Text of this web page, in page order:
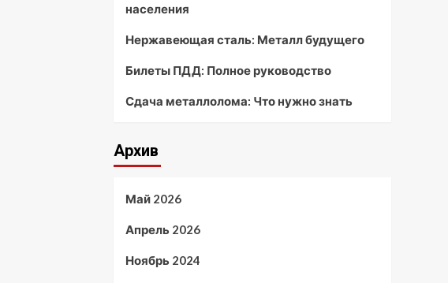
населения
Нержавеющая сталь: Металл будущего
Билеты ПДД: Полное руководство
Сдача металлолома: Что нужно знать
Архив
Май 2026
Апрель 2026
Ноябрь 2024